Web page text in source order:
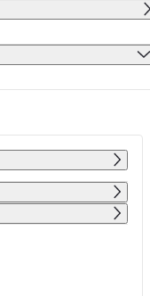
PÁ SO NE
2 3 4
9 10 11